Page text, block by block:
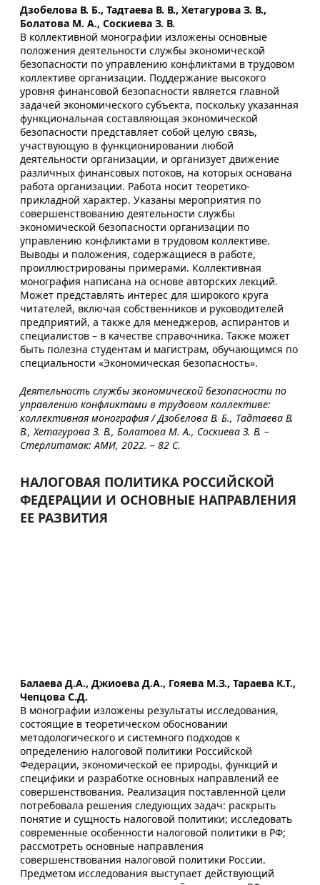
Дзобелова В. Б., Тадтаева В. В., Хетагурова З. В.,
Болатова М. А., Соскиева З. В.
В коллективной монографии изложены основные
положения деятельности службы экономической
безопасности по управлению конфликтами в трудовом
коллективе организации. Поддержание высокого
уровня финансовой безопасности является главной
задачей экономического субъекта, поскольку указанная
функциональная составляющая экономической
безопасности представляет собой целую связь,
участвующую в функционировании любой
деятельности организации, и организует движение
различных финансовых потоков, на которых основана
работа организации. Работа носит теоретико-
прикладной характер. Указаны мероприятия по
совершенствованию деятельности службы
экономической безопасности организации по
управлению конфликтами в трудовом коллективе.
Выводы и положения, содержащиеся в работе,
проиллюстрированы примерами. Коллективная
монография написана на основе авторских лекций.
Может представлять интерес для широкого круга
читателей, включая собственников и руководителей
предприятий, а также для менеджеров, аспирантов и
специалистов – в качестве справочника. Также может
быть полезна студентам и магистрам, обучающимся по
специальности «Экономическая безопасность».
Деятельность службы экономической безопасности по
управлению конфликтами в трудовом коллективе:
коллективная монография / Дзобелова В. Б., Тадтаева В.
В., Хетагурова З. В., Болатова М. А., Соскиева З. В. –
Стерлитамак: АМИ, 2022. – 82 С.
НАЛОГОВАЯ ПОЛИТИКА РОССИЙСКОЙ
ФЕДЕРАЦИИ И ОСНОВНЫЕ НАПРАВЛЕНИЯ
ЕЕ РАЗВИТИЯ
Балаева Д.А., Джиоева Д.А., Гояева М.З., Тараева К.Т.,
Чепцова С.Д.
В монографии изложены результаты исследования,
состоящие в теоретическом обосновании
методологического и системного подходов к
определению налоговой политики Российской
Федерации, экономической ее природы, функций и
специфики и разработке основных направлений ее
совершенствования. Реализация поставленной цели
потребовала решения следующих задач: раскрыть
понятие и сущность налоговой политики; исследовать
современные особенности налоговой политики в РФ;
рассмотреть основные направления
совершенствования налоговой политики России.
Предметом исследования выступает действующий